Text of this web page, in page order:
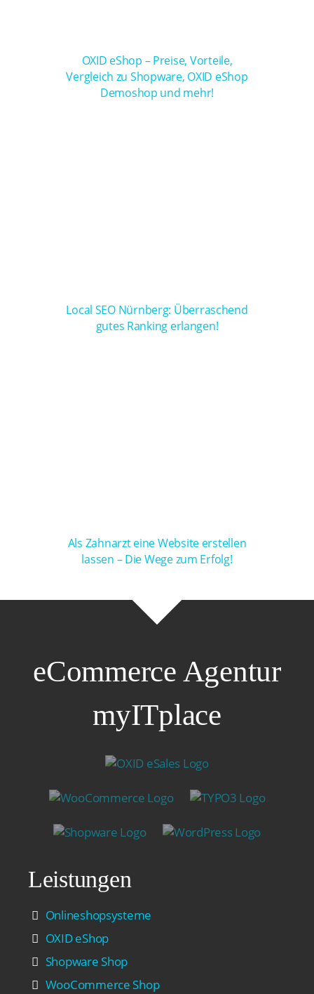
OXID eShop – Preise, Vorteile,
Vergleich zu Shopware, OXID eShop
Demoshop und mehr!
Local SEO Nürnberg: Überraschend
gutes Ranking erlangen!
Als Zahnarzt eine Website erstellen
lassen – Die Wege zum Erfolg!
eCommerce Agentur
myITplace
Leistungen
Onlineshopsysteme
OXID eShop
Shopware Shop
WooCommerce Shop